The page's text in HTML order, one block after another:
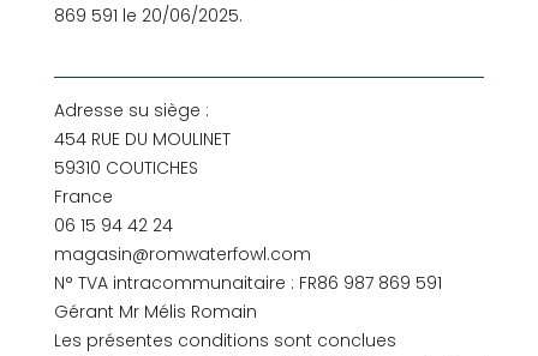
869 591 le 20/06/2025.
Adresse su siège :
454 RUE DU MOULINET
59310 COUTICHES
France
06 15 94 42 24
magasin@romwaterfowl.com
N° TVA intracommunaitaire : FR86 987 869 591
Gérant Mr Mélis Romain
Les présentes conditions sont conclues